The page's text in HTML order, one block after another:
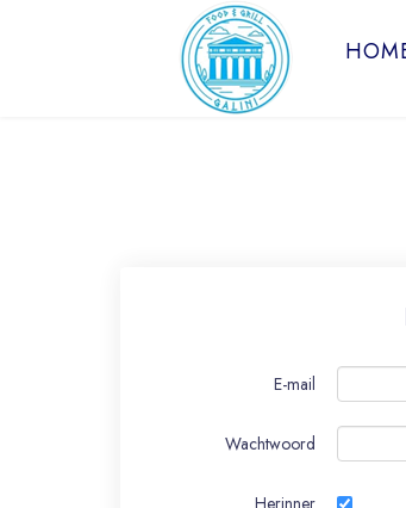
E-mail
Wachtwoord
Herinner